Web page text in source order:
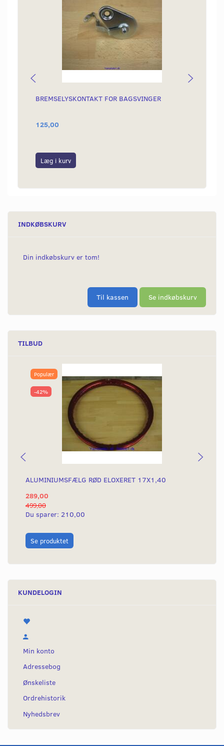
BREMSELYSKONTAKT FOR BAGSVINGER
125,00
Læg i kurv
INDKØBSKURV
Din indkøbskurv er tom!
Til kassen Se indkøbskurv
TILBUD
Populær
-42%
ALUMINIUMSFÆLG RØD ELOXERET 17X1,40
289,00
499,00
Du sparer: 210,00
Se produktet
KUNDELOGIN
Min konto
Adressebog
Ønskeliste
Ordrehistorik
Nyhedsbrev